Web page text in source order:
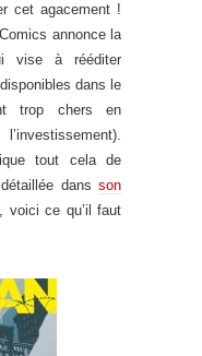
cet agacement !
annonce la
vise à rééditer
dans le
trop chers en
tout cela de
dans son
, voici ce qu’il faut